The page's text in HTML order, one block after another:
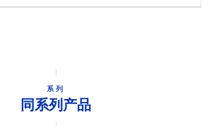
系列
同系列产品